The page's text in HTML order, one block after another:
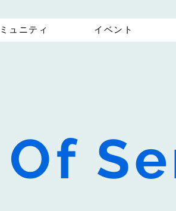
ュニティ イベント